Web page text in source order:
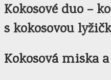
Kokosové duo –
s kokosovou
Kokosová miska